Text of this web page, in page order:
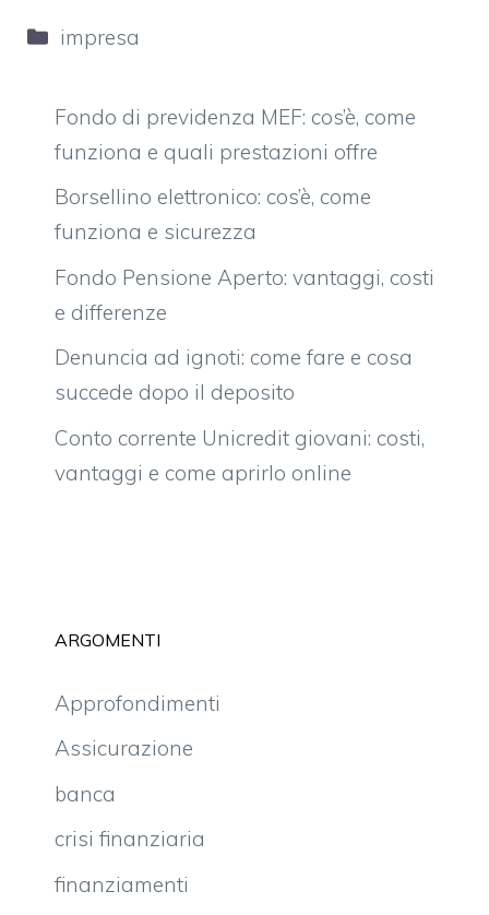
Categorie
impresa
Fondo di previdenza MEF: cos’è, come
funziona e quali prestazioni offre
Borsellino elettronico: cos’è, come
funziona e sicurezza
Fondo Pensione Aperto: vantaggi, costi
e differenze
Denuncia ad ignoti: come fare e cosa
succede dopo il deposito
Conto corrente Unicredit giovani: costi,
vantaggi e come aprirlo online
ARGOMENTI
Approfondimenti
Assicurazione
banca
crisi finanziaria
finanziamenti